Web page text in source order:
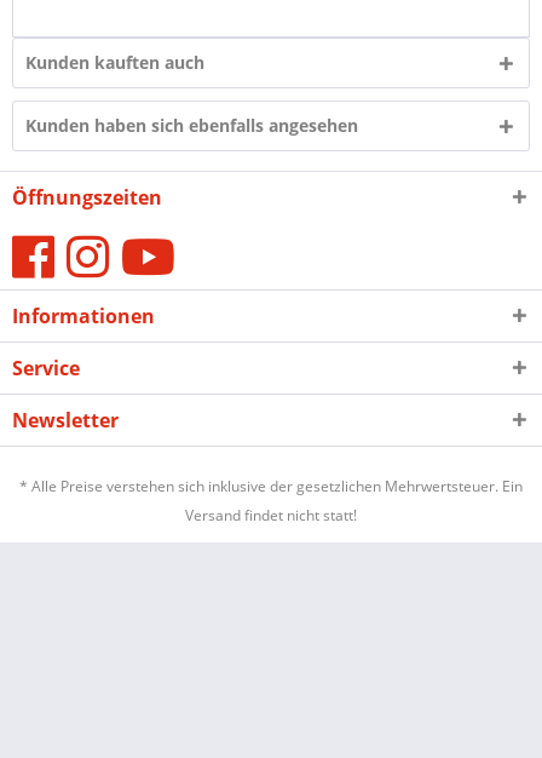
Kunden kauften auch
Kunden haben sich ebenfalls angesehen
Öffnungszeiten
Informationen
Service
Newsletter
* Alle Preise verstehen sich inklusive der gesetzlichen Mehrwertsteuer. Ein
Versand findet nicht statt!